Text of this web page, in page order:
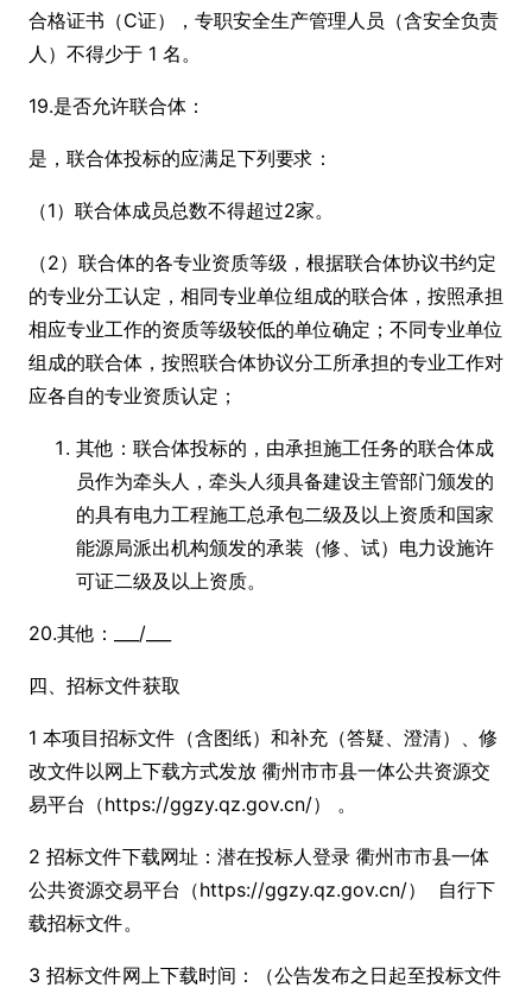
合格证书（C证），专职安全生产管理人员（含安全负责
人）不得少于 1 名。
19.是否允许联合体：
是，联合体投标的应满足下列要求：
（1）联合体成员总数不得超过2家。
（2）联合体的各专业资质等级，根据联合体协议书约定
的专业分工认定，相同专业单位组成的联合体，按照承担
相应专业工作的资质等级较低的单位确定；不同专业单位
组成的联合体，按照联合体协议分工所承担的专业工作对
应各自的专业资质认定；
其他：联合体投标的，由承担施工任务的联合体成
员作为牵头人，牵头人须具备建设主管部门颁发的
的具有电力工程施工总承包二级及以上资质和国家
能源局派出机构颁发的承装（修、试）电力设施许
可证二级及以上资质。
20.其他：___/___
四、招标文件获取
1 本项目招标文件（含图纸）和补充（答疑、澄清）、修
改文件以网上下载方式发放 衢州市市县一体公共资源交
易平台（https://ggzy.qz.gov.cn/） 。
2 招标文件下载网址：潜在投标人登录 衢州市市县一体
公共资源交易平台（https://ggzy.qz.gov.cn/） 自行下
载招标文件。
3 招标文件网上下载时间：（公告发布之日起至投标文件